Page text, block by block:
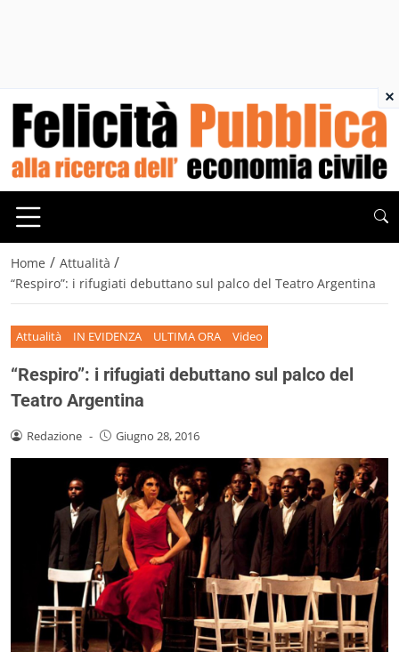
Home / Attualità /
“Respiro”: i rifugiati debuttano sul palco del Teatro Argentina
Attualità IN EVIDENZA ULTIMA ORA Video
“Respiro”: i rifugiati debuttano sul palco del
Teatro Argentina
Redazione - Giugno 28, 2016
×